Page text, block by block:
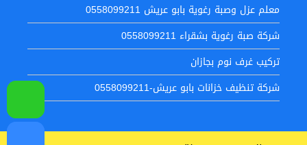
معلم عزل وصبة رغوية بابو عريش 0558099211
شركة صبة رغوية بشقراء 0558099211
تركيب غرف نوم بجازان
شركة تنظيف خزانات بابو عريش-0558099211